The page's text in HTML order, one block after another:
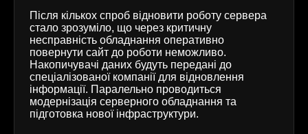
Після кількох спроб відновити роботу сервера
стало зрозуміло, що через критичну
несправність обладнання оперативно
повернути сайт до роботи неможливо.
Накопичувачі даних будуть передані до
спеціалізованої компанії для відновлення
інформації. Паралельно проводиться
модернізація серверного обладнання та
підготовка нової інфраструктури.